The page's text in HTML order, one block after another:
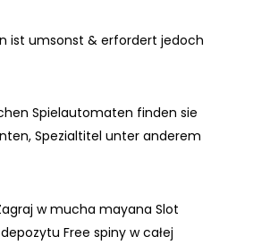
ist umsonst & erfordert jedoch
Spielautomaten finden sie
Spezialtitel unter anderem
w mucha mayana Slot
Free spiny w całej